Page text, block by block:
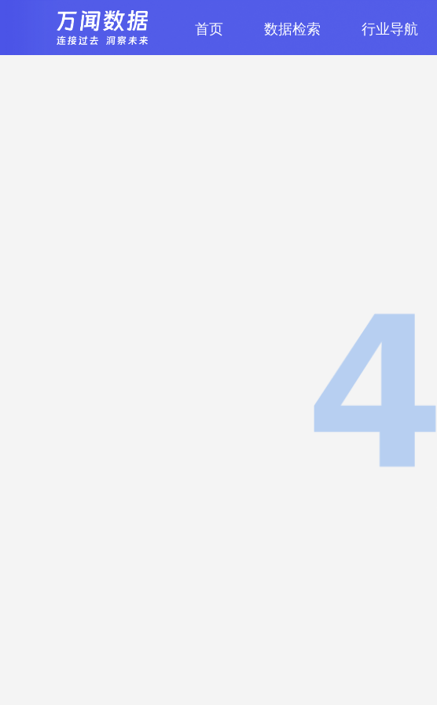
首页 数据检索 行业导航